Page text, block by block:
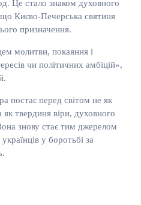
Це стало знаком духовного
Києво-Печерська святиня
призначення.
молитви, покаяння і
чи політичних амбіцій»,
постає перед світом не як
твердиня віри, духовного
знову стає тим джерелом
у боротьбі за